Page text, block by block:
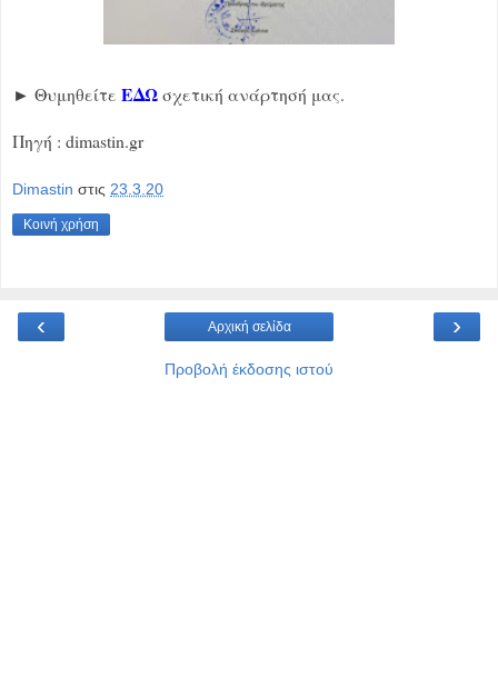
► Θυμηθείτε ΕΔΩσχετική ανάρτησή μας.
Πηγή : dimastin.gr
Dimastin στις 23.3.20
Κοινή χρήση
‹ ›
Αρχική σελίδα
Προβολή έκδοσης ιστού